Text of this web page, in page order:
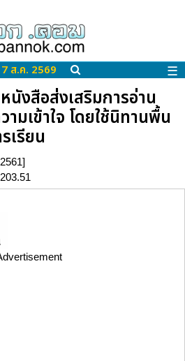
ส.ค. 2569 ☰
งสือส่งเสริมการอ่าน
มเข้าใจ โดยใช้นิทานพื้น
เรียน